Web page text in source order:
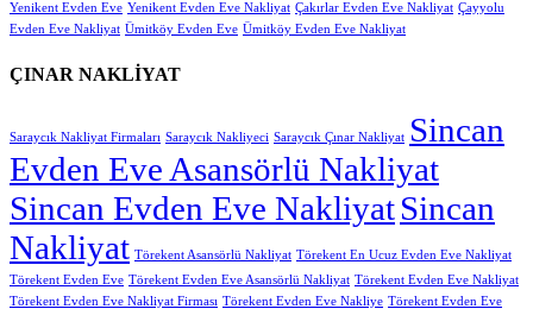
Yenikent Evden Eve Yenikent Evden Eve Nakliyat Çakırlar Evden Eve Nakliyat Çayyolu
Evden Eve Nakliyat Ümitköy Evden Eve Ümitköy Evden Eve Nakliyat
ÇINAR NAKLİYAT
Saraycık Nakliyat Firmaları Saraycık Nakliyeci Saraycık Çınar Nakliyat Sincan
Evden Eve Asansörlü Nakliyat
Sincan Evden Eve NakliyatSincan
Nakliyat Törekent Asansörlü Nakliyat Törekent En Ucuz Evden Eve Nakliyat
Törekent Evden Eve Törekent Evden Eve Asansörlü Nakliyat Törekent Evden Eve Nakliyat
Törekent Evden Eve Nakliyat Firması Törekent Evden Eve Nakliye Törekent Evden Eve